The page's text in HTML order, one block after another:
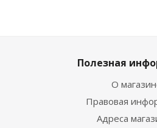
Полезная
О
Правовая
Адреса